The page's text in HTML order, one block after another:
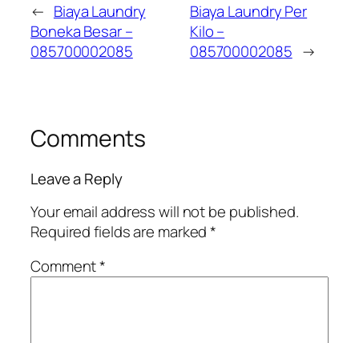
← Biaya Laundry
Boneka Besar –
085700002085
Biaya Laundry Per
Kilo –
085700002085 →
Comments
Leave a Reply
Your email address will not be published.
Required fields are marked*
Comment*